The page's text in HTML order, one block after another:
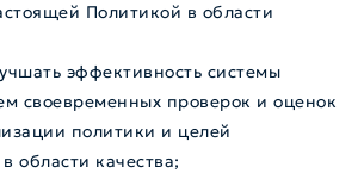
Политикой в области
эффективность системы
своевременных проверок и оценок
политики и целей
области качества;